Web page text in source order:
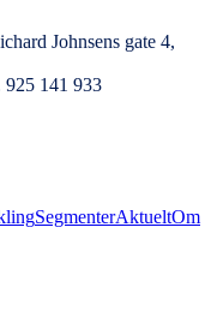
Johnsens gate 4,
925 141 933
SegmenterAktueltOm